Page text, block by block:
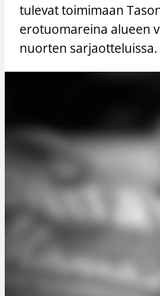
tulevat toimimaan
erotuomareina alueen
nuorten sarjaotteluissa.